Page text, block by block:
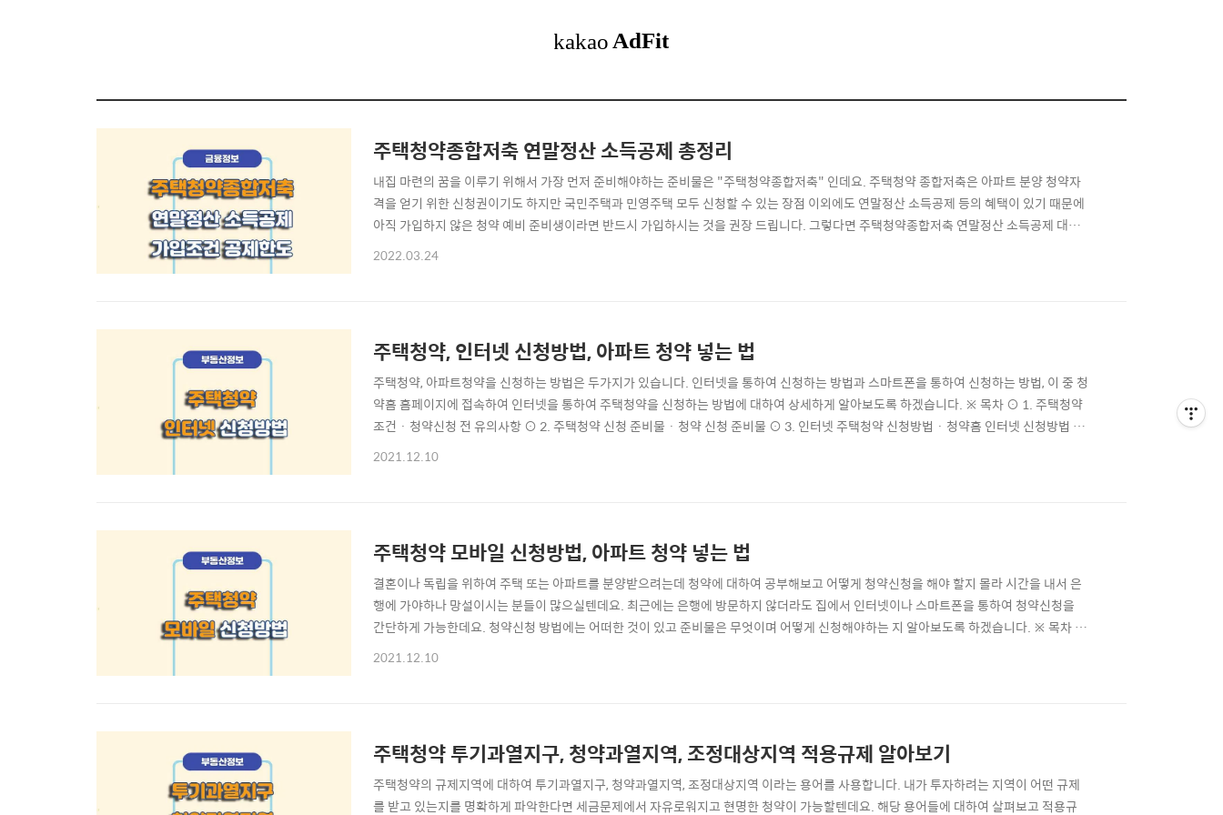
주택청약종합저축 연말정산 소득공제 총정리
내집 마련의 꿈을 이루기 위해서 가장 먼저 준비해야하는 준비물은 "주택청약종합저축" 인데요. 주택청약 종합저축은 아파트 분양 청약자
격을 얻기 위한 신청권이기도 하지만 국민주택과 민영주택 모두 신청할 수 있는 장점 이외에도 연말정산 소득공제 등의 혜택이 있기 때문에
아직 가입하지 않은 청약 예비 준비생이라면 반드시 가입하시는 것을 권장 드립니다. 그렇다면 주택청약종합저축 연말정산 소득공제 대한
대상자, 조건 그리고 한도에 대하여 알아보도록 하겠습니다. ※ [목차] 주택청약종합저축 연말정산 소득공제 ⊙ 1. 소득공제 대상자 ☜ ⊙
2022.03.24
주택청약, 인터넷 신청방법, 아파트 청약 넣는 법
주택청약, 아파트청약을 신청하는 방법은 두가지가 있습니다. 인터넷을 통하여 신청하는 방법과 스마트폰을 통하여 신청하는 방법, 이 중 청
약홈 홈페이지에 접속하여 인터넷을 통하여 주택청약을 신청하는 방법에 대하여 상세하게 알아보도록 하겠습니다. ※ 목차 ⊙ 1. 주택청약
조건 · 청약신청 전 유의사항 ⊙ 2. 주택청약 신청 준비물 · 청약 신청 준비물 ⊙ 3. 인터넷 주택청약 신청방법 · 청약홈 인터넷 신청방법 주
택청약 조건 ▶ 주택청약 신청전 유의사항 주택청약, 아파트청약 신청방법도 중요하지만 더 중요한 건 청약에 대하여 알고 신청하는 것이 가
2021.12.10
주택청약 모바일 신청방법, 아파트 청약 넣는 법
결혼이나 독립을 위하여 주택 또는 아파트를 분양받으려는데 청약에 대하여 공부해보고 어떻게 청약신청을 해야 할지 몰라 시간을 내서 은
행에 가야하나 망설이시는 분들이 많으실텐데요. 최근에는 은행에 방문하지 않더라도 집에서 인터넷이나 스마트폰을 통하여 청약신청을
간단하게 가능한데요. 청약신청 방법에는 어떠한 것이 있고 준비물은 무엇이며 어떻게 신청해야하는 지 알아보도록 하겠습니다. ※ 목차 ⊙
1. 주택청약 넣는 법 · 인터넷 신청방법 · 모바일 신청방법 ⊙ 2. 주택청약 신청 준비물 · 청약 신청 준비물 ⊙ 3. 모바일 주택청약 신청방법
2021.12.10
주택청약 투기과열지구, 청약과열지역, 조정대상지역 적용규제 알아보기
주택청약의 규제지역에 대하여 투기과열지구, 청약과열지역, 조정대상지역 이라는 용어를 사용합니다. 내가 투자하려는 지역이 어떤 규제
를 받고 있는지를 명확하게 파악한다면 세금문제에서 자유로워지고 현명한 청약이 가능할텐데요. 해당 용어들에 대하여 살펴보고 적용규